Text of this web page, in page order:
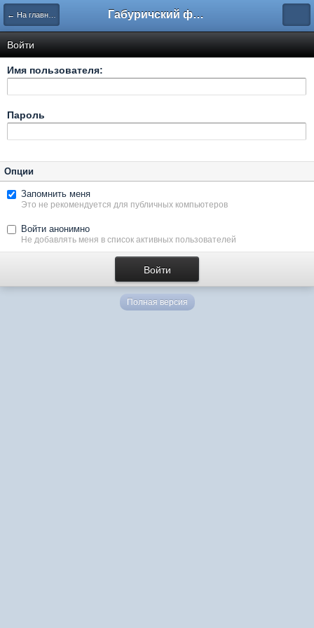
← На главную Габуричский форум
Войти
Имя пользователя:
Пароль
Опции
Запомнить меня
Это не рекомендуется для публичных компьютеров
Войти анонимно
Не добавлять меня в список активных пользователей
Полная версия